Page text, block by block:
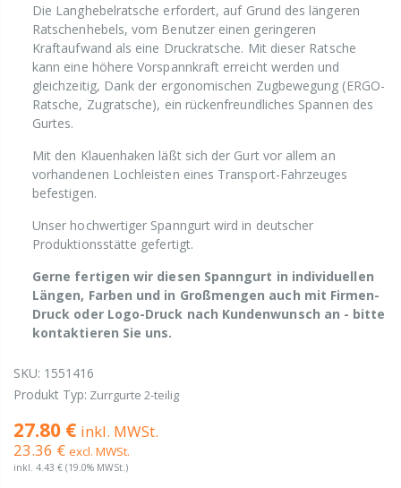
Die Langhebelratsche erfordert, auf Grund des längeren
Ratschenhebels, vom Benutzer einen geringeren
Kraftaufwand als eine Druckratsche. Mit dieser Ratsche
kann eine höhere Vorspannkraft erreicht werden und
gleichzeitig, Dank der ergonomischen Zugbewegung (ERGO-
Ratsche, Zugratsche), ein rückenfreundliches Spannen des
Gurtes.
Mit den Klauenhaken läßt sich der Gurt vor allem an
vorhandenen Lochleisten eines Transport-Fahrzeuges
befestigen.
Unser hochwertiger Spanngurt wird in deutscher
Produktionsstätte gefertigt.
Gerne fertigen wir diesen Spanngurt in individuellen
Längen, Farben und in Großmengen auch mit Firmen-
Druck oder Logo-Druck nach Kundenwunsch an - bitte
kontaktieren Sie uns.
SKU: 1551416
Produkt Typ: Zurrgurte 2-teilig
27.80 € inkl. MWSt.
23.36 € excl. MWSt.
inkl. 4.43 € (19.0% MWSt.)